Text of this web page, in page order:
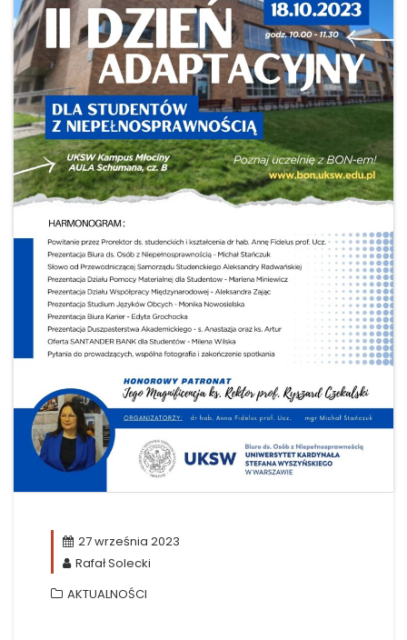
27 września 2023
Rafał Solecki
AKTUALNOŚCI